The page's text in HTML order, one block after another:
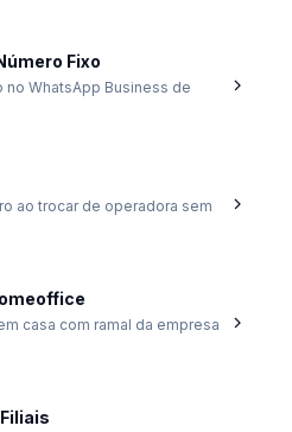
Fixo
no WhatsApp Business de
ao trocar de operadora sem
casa com ramal da empresa